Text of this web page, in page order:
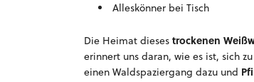
Alleskönner bei Tisch
Die Heimat dieses trockenen
erinnert uns daran, wie es ist, sich
einen Waldspaziergang dazu und